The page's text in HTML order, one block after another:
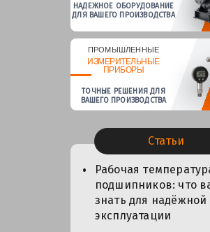
НАДЕЖНОЕ ОБОРУДОВАНИЕ
ДЛЯ ВАШЕГО ПРОИЗВОДСТВА
ПРОМЫШЛЕННЫЕ
ИЗМЕРИТЕЛЬНЫЕ
ПРИБОРЫ
ТОЧНЫЕ РЕШЕНИЯ ДЛЯ
ВАШЕГО ПРОИЗВОДСТВА
Статьи
Рабочая
подшипников: что
знать для надёжной
эксплуатации